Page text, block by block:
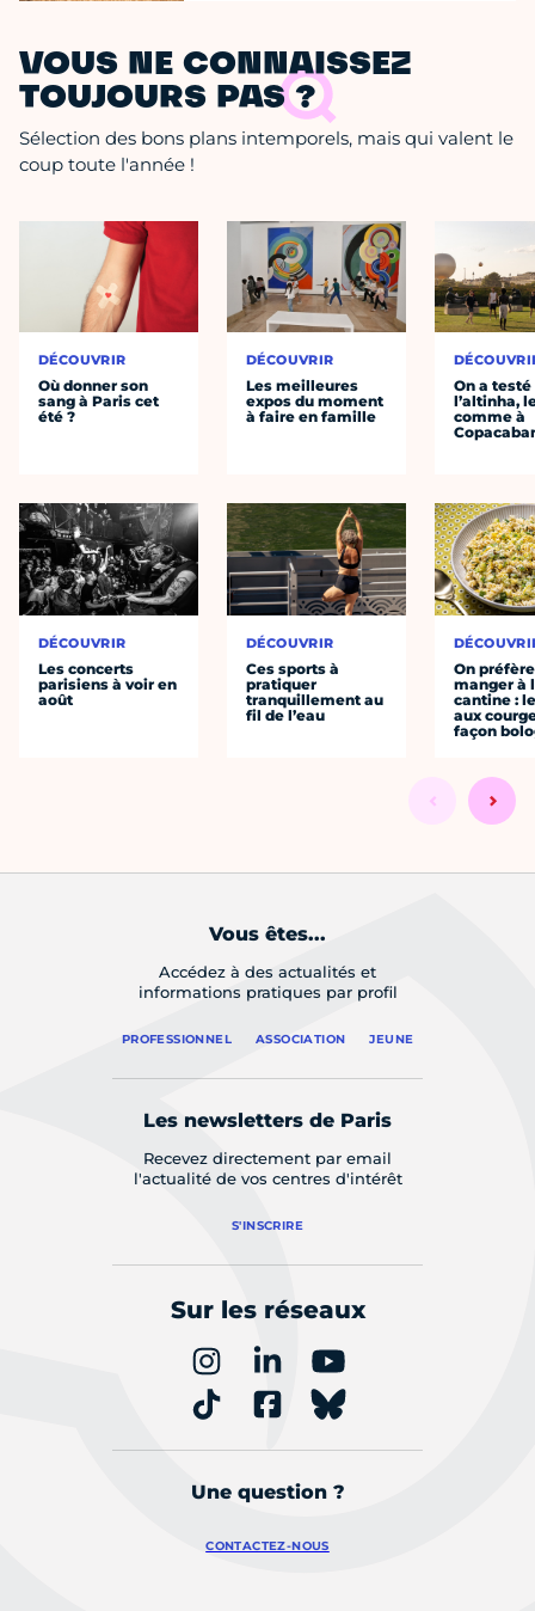
VOUS NE CONNAISSEZ
TOUJOURS PAS ?
Sélection des bons plans intemporels, mais qui valent le
coup toute l'année !
DÉCOUVRIR
Où donner son
sang à Paris cet
été ?
DÉCOUVRIR
Les concerts
parisiens à voir en
août
DÉCOUVRIR
Les meilleures
expos du moment
à faire en famille
DÉCOUVRIR
Ces sports à
pratiquer
tranquillement au
fil de l’eau
On a testé
l’altinha,
comme à
On préfère
manger à
cantine :
aux
façon
Vous êtes...
Accédez à des actualités et
informations pratiques par profil
PROFESSIONNEL ASSOCIATION JEUNE
Les newsletters de Paris
Recevez directement par email
l'actualité de vos centres d'intérêt
S'INSCRIRE
Sur les réseaux
Une question ?
CONTACTEZ-NOUS